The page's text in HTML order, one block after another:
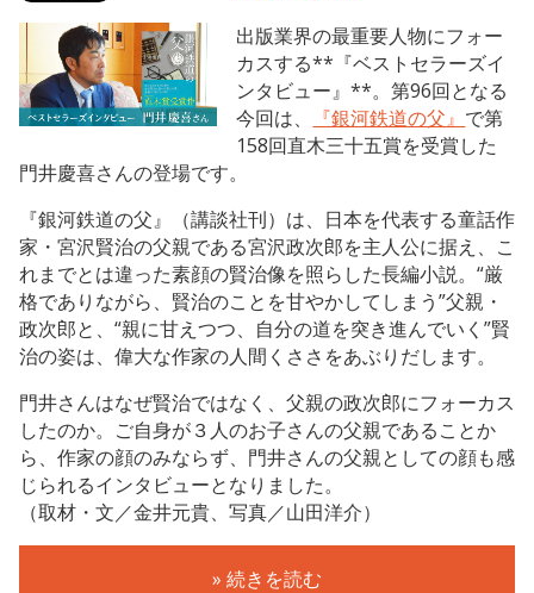
出版業界の最重要人物にフォー
カスする**『ベストセラーズイ
ンタビュー』**。第96回となる
今回は、
『銀河鉄道の父』 で第
158回直木三十五賞を受賞した
門井慶喜さんの登場です。
『銀河鉄道の父』（講談社刊）は、日本を代表する童話作
家・宮沢賢治の父親である宮沢政次郎を主人公に据え、こ
れまでとは違った素顔の賢治像を照らした長編小説。“厳
格でありながら、賢治のことを甘やかしてしまう”父親・
政次郎と、“親に甘えつつ、自分の道を突き進んでいく”賢
治の姿は、偉大な作家の人間くささをあぶりだします。
門井さんはなぜ賢治ではなく、父親の政次郎にフォーカス
したのか。ご自身が３人のお子さんの父親であることか
ら、作家の顔のみならず、門井さんの父親としての顔も感
じられるインタビューとなりました。
（取材・文／金井元貴、写真／山田洋介）
» 続きを読む